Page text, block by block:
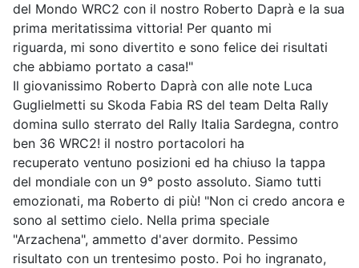
del Mondo WRC2 con il nostro Roberto Daprà e la sua
prima meritatissima vittoria! Per quanto mi
riguarda, mi sono divertito e sono felice dei risultati
che abbiamo portato a casa!"
Il giovanissimo Roberto Daprà con alle note Luca
Guglielmetti su Skoda Fabia RS del team Delta Rally
domina sullo sterrato del Rally Italia Sardegna, contro
ben 36 WRC2! il nostro portacolori ha
recuperato ventuno posizioni ed ha chiuso la tappa
del mondiale con un 9° posto assoluto. Siamo tutti
emozionati, ma Roberto di più! "Non ci credo ancora e
sono al settimo cielo. Nella prima speciale
"Arzachena", ammetto d'aver dormito. Pessimo
risultato con un trentesimo posto. Poi ho ingranato,